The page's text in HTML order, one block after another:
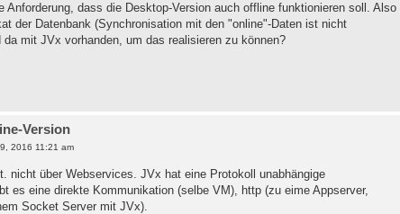
Anforderung, dass die Desktop-Version auch offline funktionieren soll. Also
der Datenbank (Synchronisation mit den "online"-Daten ist nicht
mit JVx vorhanden, um das realisieren zu können?
Version
2016 11:21 am
nicht über Webservices. JVx hat eine Protokoll unabhängige
es eine direkte Kommunikation (selbe VM), http (zu eime Appserver,
Socket Server mit JVx).